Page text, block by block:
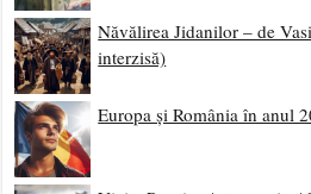
Năvălirea Jidanilor – de
interzisă)
Europa și România în anul